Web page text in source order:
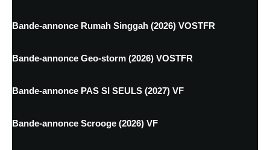
Bande-annonce Rumah Singgah (2026) VOSTFR
Bande-annonce Geo-storm (2026) VOSTFR
Bande-annonce PAS SI SEULS (2027) VF
Bande-annonce Scrooge (2026) VF